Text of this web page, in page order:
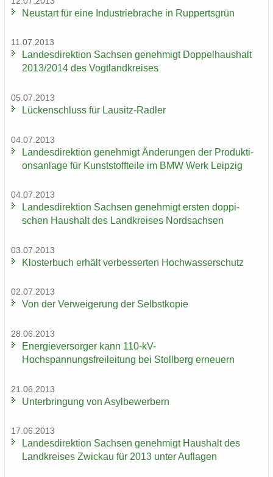
Neu­start für eine In­dus­trie­bra­che in Rup­perts­grün
11.07.2013
Lan­des­di­rek­ti­on Sach­sen ge­neh­migt Dop­pel­haus­halt
2013/2014 des Vogt­land­krei­ses
05.07.2013
Lü­cken­schluss für Lausitz-​Radler
04.07.2013
Lan­des­di­rek­ti­on ge­neh­migt Än­de­run­gen der Pro­duk­ti­
ons­an­la­ge für Kunst­stoff­tei­le im BMW Werk Leip­zig
04.07.2013
Lan­des­di­rek­ti­on Sach­sen ge­neh­migt ers­ten dop­pi­
schen Haus­halt des Land­krei­ses Nord­sach­sen
03.07.2013
Klos­ter­buch er­hält ver­bes­ser­ten Hoch­was­ser­schutz
02.07.2013
Von der Ver­wei­ge­rung der Selbst­ko­pie
28.06.2013
En­er­gie­ver­sor­ger kann 110-​kV-
Hochspannungsfreileitung bei Stoll­berg er­neu­ern
21.06.2013
Un­ter­brin­gung von Asyl­be­wer­bern
17.06.2013
Lan­des­di­rek­ti­on Sach­sen ge­neh­migt Haus­halt des
Land­krei­ses Zwi­ckau für 2013 unter Auf­la­gen